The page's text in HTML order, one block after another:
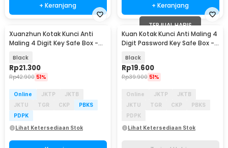
+ Keranjang + Keranjang
Xuanzhun Kotak Kunci Anti
Maling 4 Digit Key Safe Box -
Black
Rp21.300
Rp42.900 51%
Online JKTP
JKTB
JKTU
TGR CKP
PBKS
PDPK
Lihat Ketersediaan Stok
TERJUAL HABIS
Kuan Kotak Kunci Anti Maling 4
Digit Password Key Safe Box -
Black
Rp19.600
Rp39.900 51%
Online JKTP
JKTB
JKTU
TGR CKP
PBKS
PDPK
Lihat Ketersediaan Stok